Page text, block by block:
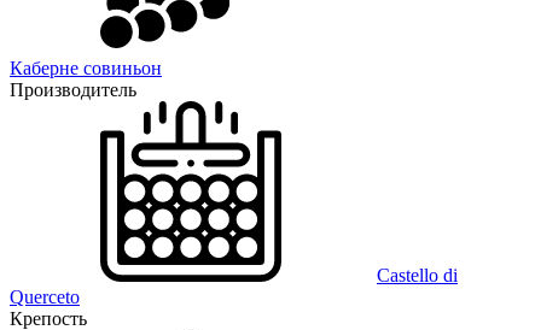
Каберне совиньон
Производитель
Castello di
Querceto
Крепость